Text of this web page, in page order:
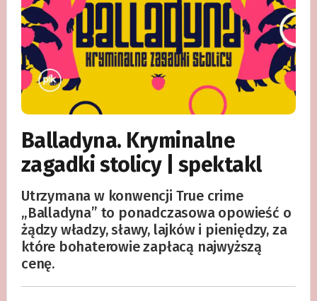
Balladyna. Kryminalne
zagadki stolicy | spektakl
Utrzymana w konwencji True crime
„Balladyna” to ponadczasowa opowieść o
żądzy władzy, sławy, lajków i pieniędzy, za
które bohaterowie zapłacą najwyższą
cenę.